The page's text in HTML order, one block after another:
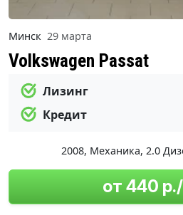
Минск 29 марта
Volkswagen Passat
Лизинг
Кредит
2008, Механика, 2.0
от 440